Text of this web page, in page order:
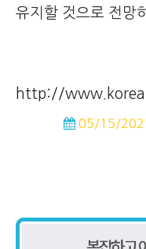
유지할 것으로 전망
http://
05/15/